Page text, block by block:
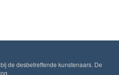
de desbetreffende kunstenaars. De